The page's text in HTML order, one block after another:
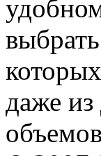
даже из